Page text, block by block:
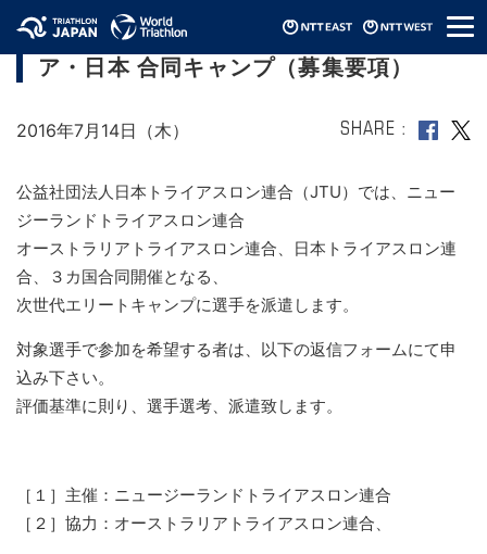
メ
ニ
2016ニュージーランド・オーストラリ
ア・日本 合同キャンプ（募集要項）
2016年7月14日（木） SHARE
公益社団法人日本トライアスロン連合（JTU）では、ニュー
ジーランドトライアスロン連合
オーストラリアトライアスロン連合、日本トライアスロン連
合、３カ国合同開催となる、
次世代エリートキャンプに選手を派遣します。
対象選手で参加を希望する者は、以下の返信フォームにて申
込み下さい。
評価基準に則り、選手選考、派遣致します。
［１］主催：ニュージーランドトライアスロン連合
［２］協力：オーストラリアトライアスロン連合、